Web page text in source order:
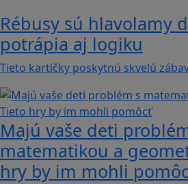
Rébusy sú hlavolamy
potrápia aj logiku
Tieto kartičky poskytnú skvelú
Majú vaše deti
matematikou a
hry by im mohli